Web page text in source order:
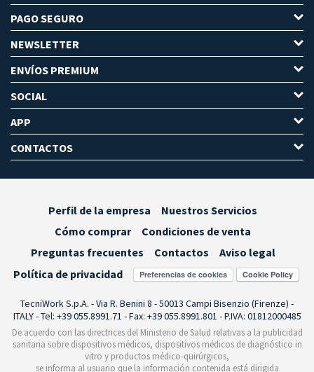
PAGO SEGURO
NEWSLETTER
ENVÍOS PREMIUM
SOCIAL
APP
CONTACTOS
Perfil de la empresa
Nuestros Servicios
Cómo comprar
Condiciones de venta
Preguntas frecuentes
Contactos
Aviso legal
Política de privacidad
Preferencias de cookies
TecniWork S.p.A. - Via R. Benini 8 - 50013 Campi Bisenzio (Firenze) -
ITALY - Tel: +39 055.8991.71 - Fax: +39 055.8991.801 - P.IVA: 01812000485
De acuerdo con las directrices del Ministerio de Salud relativas a la publicidad
sanitaria sobre dispositivos médicos, dispositivos médicos de diagnóstico in
vitro y productos médico-quirúrgicos,
se informa al usuario que la información contenida está dirigida